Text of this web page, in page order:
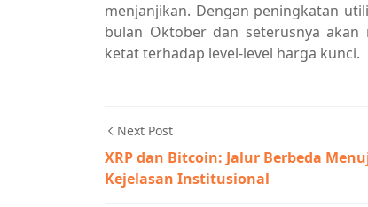
menjanjikan. Dengan peningkatan
bulan Oktober dan seterusnya
ketat terhadap level-level harga kunci.
Next Post
XRP dan Bitcoin: Jalur Berbeda
Kejelasan Institusional